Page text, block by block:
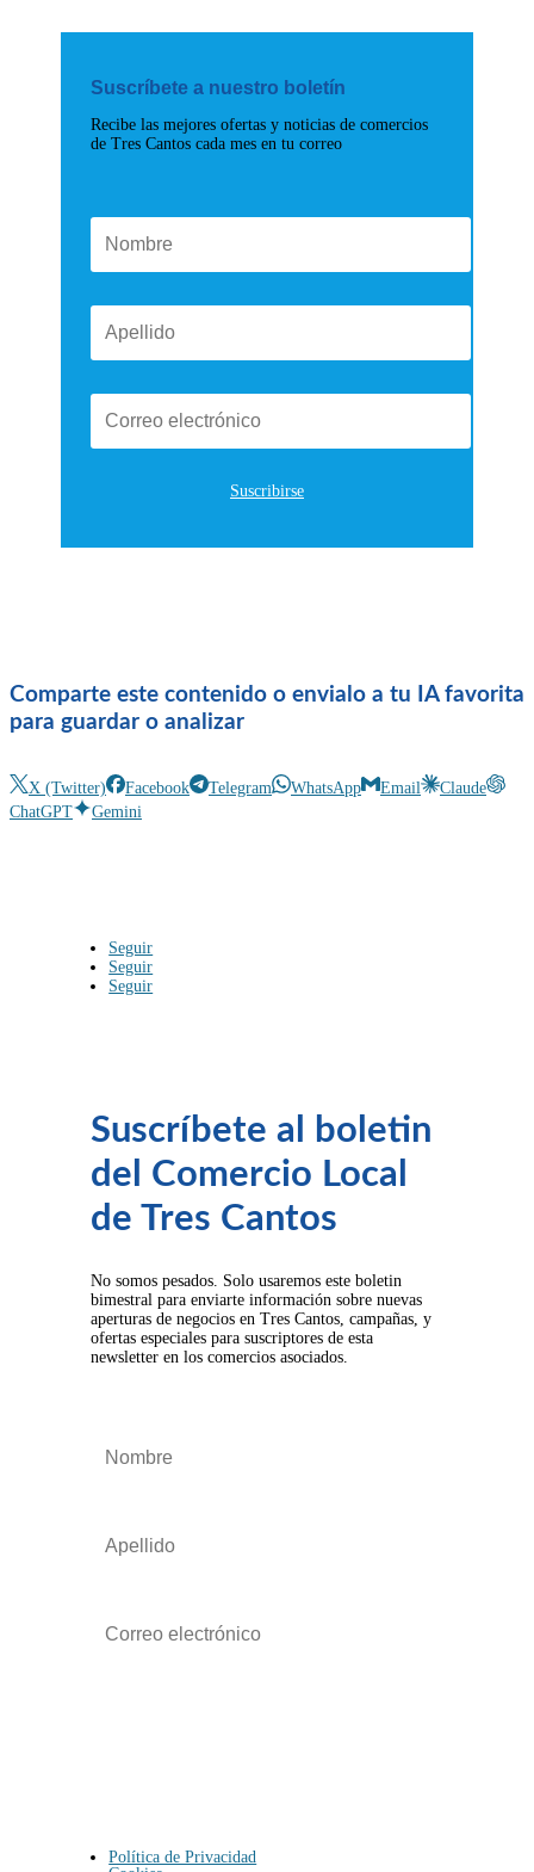
Suscríbete a nuestro boletín
Recibe las mejores ofertas y noticias de comercios
de Tres Cantos cada mes en tu correo
Suscribirse
Comparte este contenido o envialo a tu IA favorita
para guardar o analizar
X (Twitter) Facebook Telegram WhatsApp Email
Claude
ChatGPT
Gemini
Seguir
Seguir
Seguir
Suscríbete al boletin
del Comercio Local
de Tres Cantos
No somos pesados. Solo usaremos este boletin
bimestral para enviarte información sobre nuevas
aperturas de negocios en Tres Cantos, campañas, y
ofertas especiales para suscriptores de esta
newsletter en los comercios asociados.
Política de Privacidad